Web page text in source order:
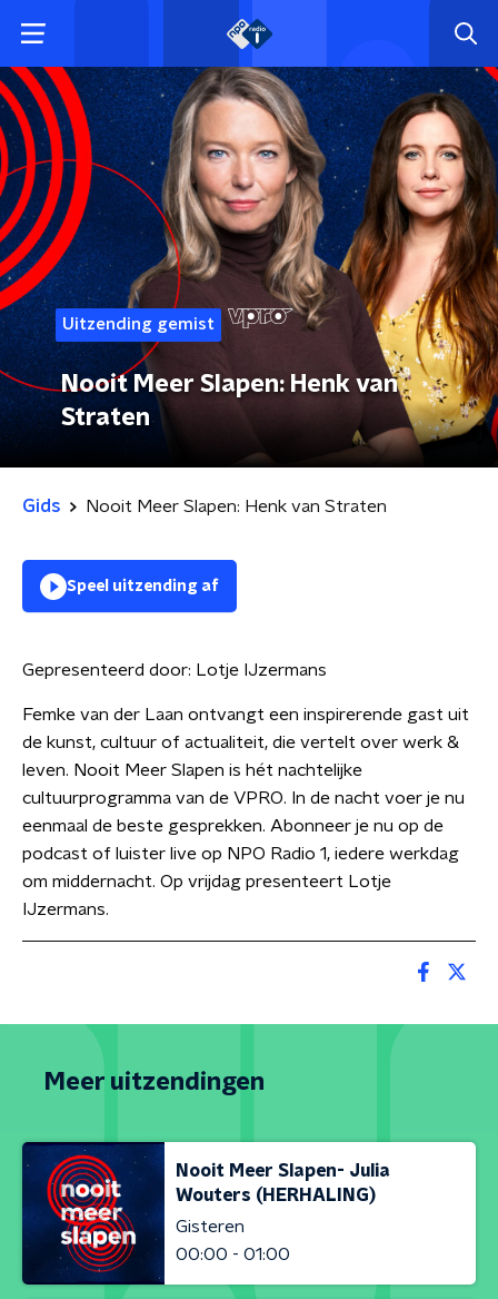
Uitzending gemist
Nooit Meer Slapen: Henk van
Straten
Gids Nooit Meer Slapen: Henk van Straten
Speel uitzending af
Gepresenteerd door: Lotje IJzermans
Femke van der Laan ontvangt een inspirerende gast uit
de kunst, cultuur of actualiteit, die vertelt over werk &
leven. Nooit Meer Slapen is hét nachtelijke
cultuurprogramma van de VPRO. In de nacht voer je nu
eenmaal de beste gesprekken. Abonneer je nu op de
podcast of luister live op NPO Radio 1, iedere werkdag
om middernacht. Op vrijdag presenteert Lotje
IJzermans.
Meer uitzendingen
Nooit Meer Slapen- Julia
Wouters (HERHALING)
Gisteren
00:00 - 01:00